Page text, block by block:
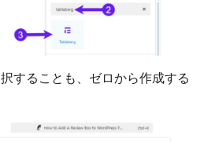
することも、ゼロから作成する